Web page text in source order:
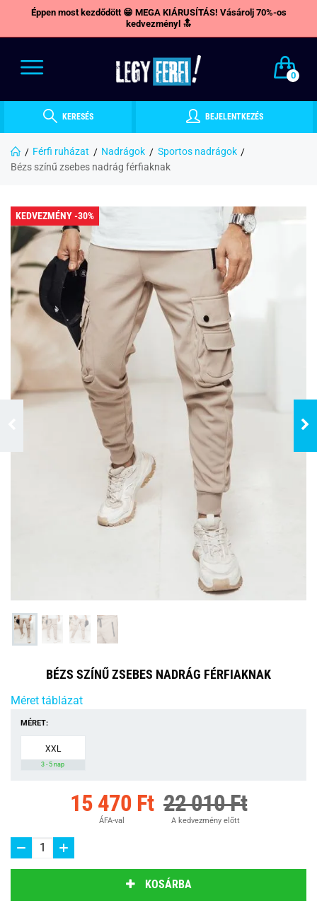
Éppen most kezdődött 😁 MEGA KIÁRUSÍTÁS! Vásárolj 70%-os
kedvezményl 🔝
0
KERESÉS BEJELENTKEZÉS
Férfi ruházat Nadrágok
Sportos nadrágok
Bézs színű zsebes nadrág férfiaknak
KEDVEZMÉNY -30%
BÉZS SZÍNŰ ZSEBES NADRÁG FÉRFIAKNAK
Méret táblázat
MÉRET:
XXL
3 - 5 nap
15 470 Ft
ÁFA-val
22 010 Ft
A kedvezmény előtt
KOSÁRBA